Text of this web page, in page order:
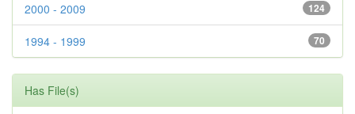
124
2000 - 2009
70
1994 - 1999
Has File(s)